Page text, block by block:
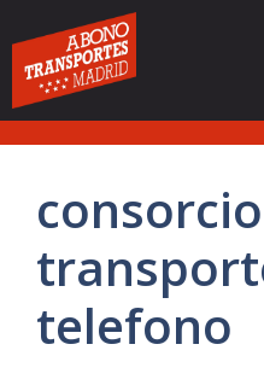
al
contenido
consorcio
telefono